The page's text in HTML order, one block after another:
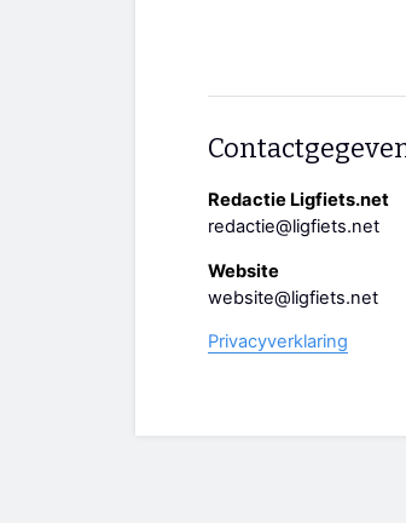
Redactie Ligfiets.net
redactie@ligfiets.net
Website
website@ligfiets.net
Privacyverklaring